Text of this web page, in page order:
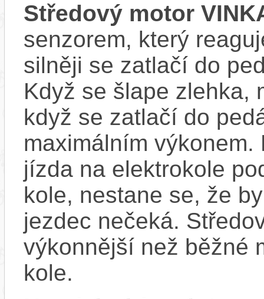
Středový motor
senzorem, který
silněji se zatlačí do
Když se šlape zlehka,
když se zatlačí do
maximálním
jízda na elektrokole
kole, nestane se, že
jezdec nečeká.
výkonnější než běžné
kole.